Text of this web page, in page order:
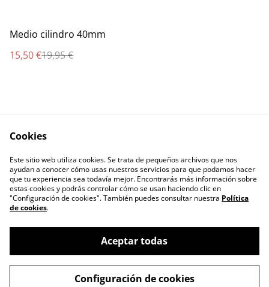
%
Medio cilindro 40mm
15,50 €19,95 €
nosotros
Política de Privacidad
Política de cookies
©2026ferreteria milagrosa
Cookies
Este sitio web utiliza cookies. Se trata de pequeños archivos que nos
ayudan a conocer cómo usas nuestros servicios para que podamos hacer
que tu experiencia sea todavía mejor. Encontrarás más información sobre
estas cookies y podrás controlar cómo se usan haciendo clic en
"Configuración de cookies". También puedes consultar nuestra Política
de cookies.
Aceptar todas
Configuración de cookies